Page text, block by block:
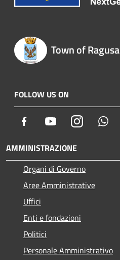
Town of Ragusa
FOLLOW US ON
Facebook YoutubeInstagram
AMMINISTRAZIONE
Organi di Governo
Aree Amministrative
Uffici
Enti e fondazioni
Politici
Personale Amministrativo